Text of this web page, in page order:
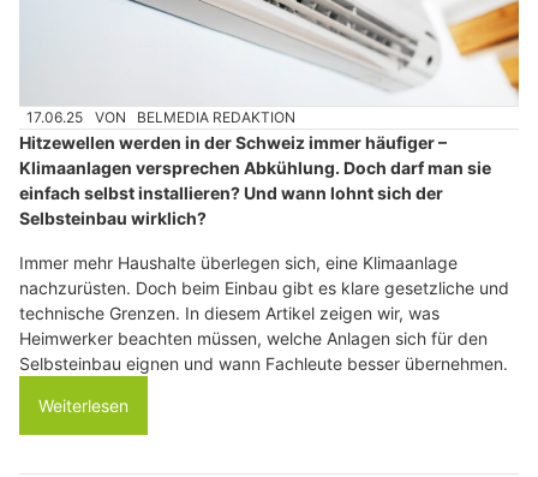
17.06.25 VON BELMEDIA REDAKTION
Hitzewellen werden in der Schweiz immer häufiger –
Klimaanlagen versprechen Abkühlung. Doch darf man sie
einfach selbst installieren? Und wann lohnt sich der
Selbsteinbau wirklich?
Immer mehr Haushalte überlegen sich, eine Klimaanlage
nachzurüsten. Doch beim Einbau gibt es klare gesetzliche und
technische Grenzen. In diesem Artikel zeigen wir, was
Heimwerker beachten müssen, welche Anlagen sich für den
Selbsteinbau eignen und wann Fachleute besser übernehmen.
Weiterlesen